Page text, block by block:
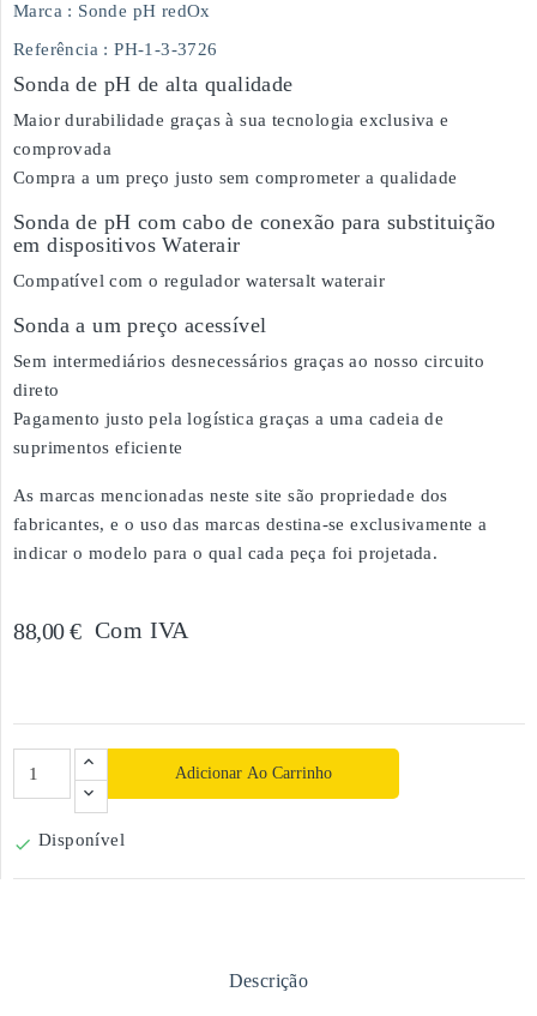
Marca : Sonde pH redOx
Referência : PH-1-3-3726
Sonda de pH de alta qualidade
Maior durabilidade graças à sua tecnologia exclusiva e
comprovada
Compra a um preço justo sem comprometer a qualidade
Sonda de pH com cabo de conexão para substituição
em dispositivos Waterair
Compatível com o regulador watersalt waterair
Sonda a um preço acessível
Sem intermediários desnecessários graças ao nosso circuito
direto
Pagamento justo pela logística graças a uma cadeia de
suprimentos eficiente
As marcas mencionadas neste site são propriedade dos
fabricantes, e o uso das marcas destina-se exclusivamente a
indicar o modelo para o qual cada peça foi projetada.
88,00 € Com IVA
Adicionar Ao Carrinho
 Disponível
Descrição